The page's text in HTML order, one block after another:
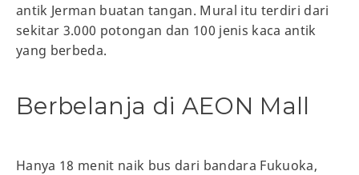
antik Jerman buatan tangan. Mural itu terdiri dari
sekitar 3.000 potongan dan 100 jenis kaca antik
yang berbeda.
Berbelanja di AEON Mall
Hanya 18 menit naik bus dari bandara Fukuoka,